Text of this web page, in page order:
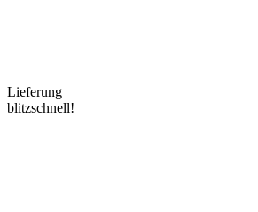
Lieferung
blitzschnell!